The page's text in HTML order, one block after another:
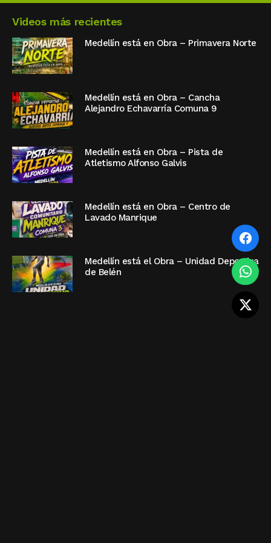
Videos más recientes
Medellín está en Obra – Primavera Norte
Medellín está en Obra – Cancha
Alejandro Echavarría Comuna 9
Medellín está en Obra – Pista de
Atletismo Alfonso Galvis
Medellín está en Obra – Centro de
Lavado Manrique
Medellín está el Obra – Unidad Deportiva
de Belén